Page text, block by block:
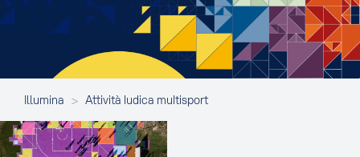
Illumina > Attività ludica multisport